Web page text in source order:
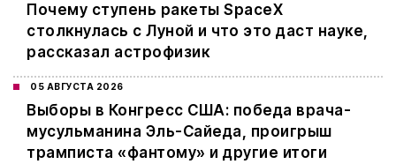
Почему ступень ракеты SpaceX
столкнулась с Луной и что это даст науке,
рассказал астрофизик
05 АВГУСТА 2026
Выборы в Конгресс США: победа врача-
мусульманина Эль-Сайеда, проигрыш
трамписта «фантому» и другие итоги